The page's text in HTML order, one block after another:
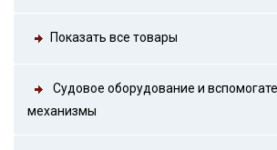
Показать все товары
Судовое оборудование и
механизмы